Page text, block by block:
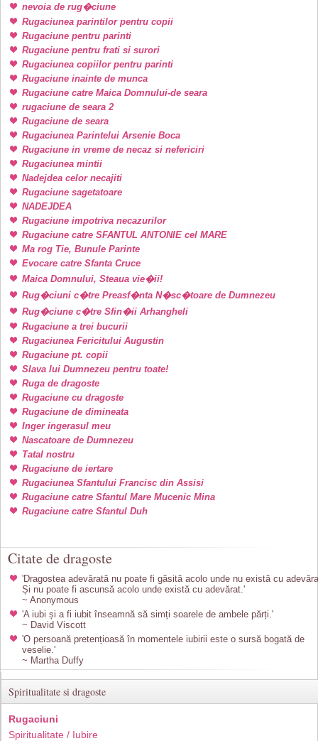
nevoia de rug�ciune
Rugaciunea parintilor pentru copii
Rugaciune pentru parinti
Rugaciune pentru frati si surori
Rugaciunea copiilor pentru parinti
Rugaciune inainte de munca
Rugaciune catre Maica Domnului-de seara
rugaciune de seara 2
Rugaciune de seara
Rugaciunea Parintelui Arsenie Boca
Rugaciune in vreme de necaz si nefericiri
Rugaciunea mintii
Nadejdea celor necajiti
Rugaciune sagetatoare
NADEJDEA
Rugaciune impotriva necazurilor
Rugaciune catre SFANTUL ANTONIE cel MARE
Ma rog Tie, Bunule Parinte
Evocare catre Sfanta Cruce
Maica Domnului, Steaua vie�ii!
Rug�ciuni c�tre Preasf�nta N�sc�toare de Dumnezeu
Rug�ciune c�tre Sfin�ii Arhangheli
Rugaciune a trei bucurii
Rugaciunea Fericitului Augustin
Rugaciune pt. copii
Slava lui Dumnezeu pentru toate!
Ruga de dragoste
Rugaciune cu dragoste
Rugaciune de dimineata
Inger ingerasul meu
Nascatoare de Dumnezeu
Tatal nostru
Rugaciune de iertare
Rugaciunea Sfantului Francisc din Assisi
Rugaciune catre Sfantul Mare Mucenic Mina
Rugaciune catre Sfantul Duh
Citate de dragoste
'Dragostea adevărată nu poate fi găsită acolo unde nu există cu
Și nu poate fi ascunsă acolo unde există cu adevărat.'
~ Anonymous
'A iubi și a fi iubit înseamnă să simți soarele de ambele părți.'
~ David Viscott
'O persoană pretențioasă în momentele iubirii este o sursă bogată de
veselie.'
~ Martha Duffy
Spiritualitate si dragoste
Rugaciuni
Spiritualitate / Iubire